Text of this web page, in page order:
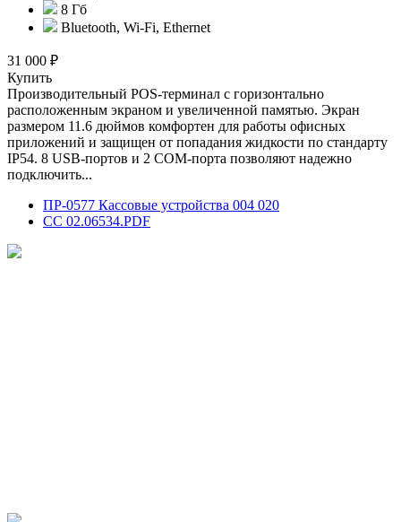
8 Гб
Bluetooth, Wi-Fi, Ethernet
31 000 ₽
Купить
Производительный POS-терминал с горизонтально
расположенным экраном и увеличенной памятью. Экран
размером 11.6 дюймов комфортен для работы офисных
приложений и защищен от попадания жидкости по стандарту
IP54. 8 USB-портов и 2 COM-порта позволяют надежно
подключить...
ПР-0577 Кассовые устройства 004 020
СС 02.06534.PDF